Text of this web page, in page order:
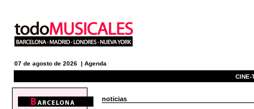
07 de agosto de 2026 | Agenda
CINE-
noticias